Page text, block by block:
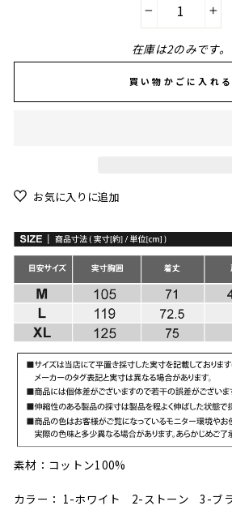
在庫は2のみです。
買い物かごに入れる
お気に入りに追加
素材：コットン100%
カラー： 1-ホワイト 2-ストーン 3-ブ